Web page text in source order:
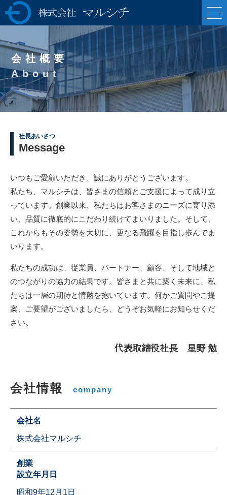
株式会社マルシ
チ 各種ポンプの製
造販売・油圧プレ
ス機械の専業メー
カー
会社概要
About
社長あいさつ
Message
いつもご愛顧いただき、誠にありがとうございます。
私たち、マルシチは、皆さまの信頼とご支援によって成り立
っています。創業以来、私たちはお客さまのニーズに寄り添
い、品質に徹底的にこだわり続けてまいりました。そして、
これからもその姿勢を大切に、更なる飛躍を目指し歩んでま
いります。
私たちの成功は、従業員、パートナー、顧客、そして地域と
のつながりの協力の結果です。皆さまと共に築く未来に、私
たちは一層の期待と情熱を抱いています。何かご質問やご提
案、ご要望がございましたら、どうぞお気軽にお知らせくだ
さい。
代表取締役社長 星野 勉
会社情報 company
会社名
株式会社マルシチ
創業
設立年月日
昭和9年12月1日